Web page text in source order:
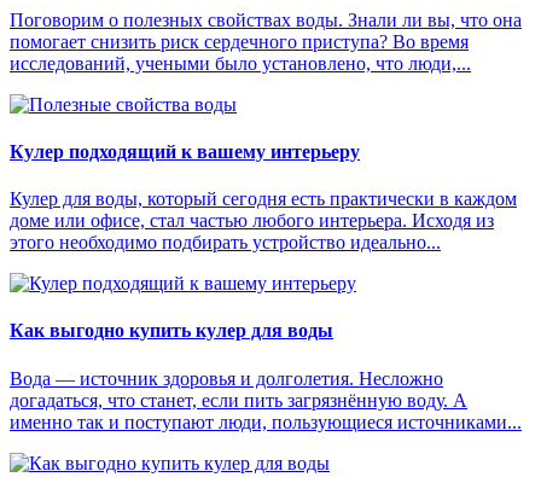
Поговорим о полезных свойствах воды. Знали ли вы, что она
помогает снизить риск сердечного приступа? Во время
исследований, учеными было установлено, что люди,...
Кулер подходящий к вашему интерьеру
Кулер для воды, который сегодня есть практически в каждом
доме или офисе, стал частью любого интерьера. Исходя из
этого необходимо подбирать устройство идеально...
Как выгодно купить кулер для воды
Вода — источник здоровья и долголетия. Несложно
догадаться, что станет, если пить загрязнённую воду. А
именно так и поступают люди, пользующиеся источниками...